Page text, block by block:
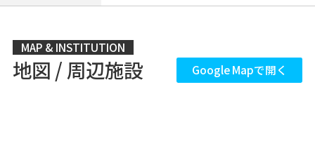
MAP & INSTITUTION
地図 / 周辺施設 Google Mapで開く